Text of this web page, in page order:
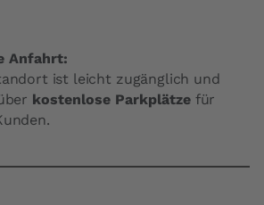
Anfahrt:
ist leicht zugänglich und
kostenlose Parkplätzefür